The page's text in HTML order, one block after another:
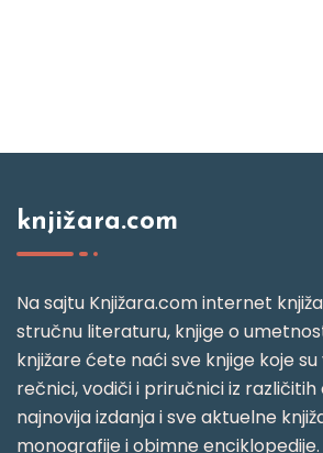
knjižara.com
Na sajtu Knjižara.com internet
stručnu literaturu, knjige o
knjižare ćete naći sve knjige koje
rečnici, vodiči i priručnici iz
najnovija izdanja i sve aktuelne
monografije i obimne enciklopedije.